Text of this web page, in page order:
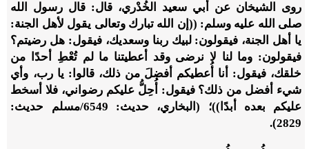
روى الشيخان عن أبي سعيد الخُدْري، قال: قال رسول الله
صلى الله عليه وسلم: ((إن الله تبارك وتعالى يقول لأهل الجنة:
يا أهل الجنة، فيقولون: لبيك ربنا وسعديك، فيقول: هل رضيتم؟
فيقولون: وما لنا لا نرضى وقد أعطيتنا ما لم تُعْطِ أحدًا من
خلقك، فيقول: أنا أُعطيكم أفضلَ من ذلك، قالوا: يا رب، وأي
شيء أفضل من ذلك؟ فيقول: أُحِلُّ عليكم رضواني، فلا أسخط
عليكم بعده أبدًا))؛ (البخاري، حديث: 6549/مسلم حديث:
2829).